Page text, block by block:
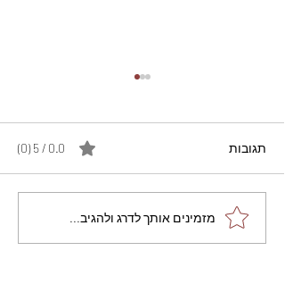
מתכון מנצח עוגת מייפל
שוקולד בחושה וקלה - זיוה
תגובות 0.0 / 5 ‏(0)
מזמינים אותך לדרג ולהגיב...